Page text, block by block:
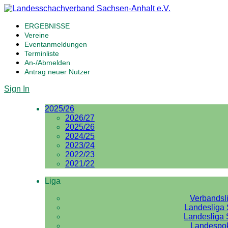
ERGEBNISSE
Vereine
Eventanmeldungen
Terminliste
An-/Abmelden
Antrag neuer Nutzer
Sign In
2025/26
2026/27
2025/26
2024/25
2023/24
2022/23
2021/22
Liga
Landesliga
Landesliga